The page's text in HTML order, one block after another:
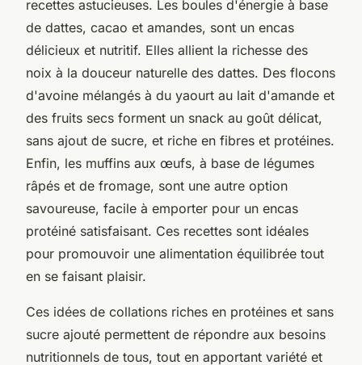
recettes astucieuses. Les boules d'énergie à base
de dattes, cacao et amandes, sont un encas
délicieux et nutritif. Elles allient la richesse des
noix à la douceur naturelle des dattes. Des flocons
d'avoine mélangés à du yaourt au lait d'amande et
des fruits secs forment un snack au goût délicat,
sans ajout de sucre, et riche en fibres et protéines.
Enfin, les muffins aux œufs, à base de légumes
râpés et de fromage, sont une autre option
savoureuse, facile à emporter pour un encas
protéiné satisfaisant. Ces recettes sont idéales
pour promouvoir une alimentation équilibrée tout
en se faisant plaisir.
Ces idées de collations riches en protéines et sans
sucre ajouté permettent de répondre aux besoins
nutritionnels de tous, tout en apportant variété et